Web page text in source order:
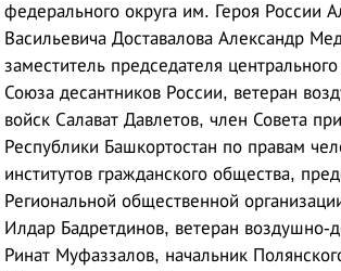
федерального округа им. Героя России
Васильевича Доставалова Александр
заместитель председателя
Союза десантников России, ветеран
войск Салават Давлетов, член Совета
Республики Башкортостан по правам
институтов гражданского общества,
Региональной общественной
Илдар Бадретдинов, ветеран воздушно-
Ринат Муфаззалов, начальник